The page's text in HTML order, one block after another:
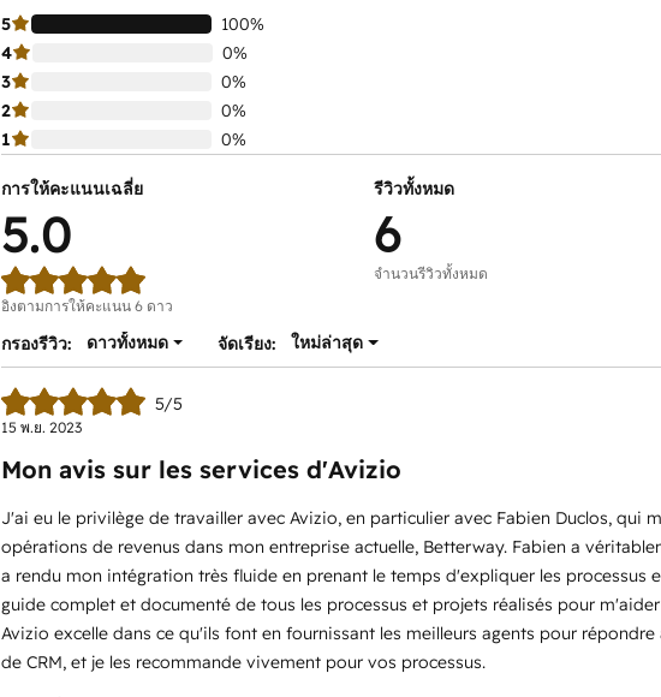
5
100%
4
0%
3
0%
2
0%
1
0%
การให้คะแนนเฉลี่ย
5.0
อิงตามการให้คะแนน 6 ดาว
รีวิวทั้งหมด
6
จำนวนรีวิวทั้งหมด
กรองรีวิว:
ดาวทั้งหมด จัดเรียง: ใหม่ล่าสุด
5/5
15 พ.ย. 2023
Mon avis sur les services d'Avizio
J'ai eu le privilège de travailler avec Avizio, en particulier avec Fabien Duclos, qui
opérations de revenus dans mon entreprise actuelle, Betterway. Fabien a
a rendu mon intégration très fluide en prenant le temps d'expliquer les processus
guide complet et documenté de tous les processus et projets réalisés pour
Avizio excelle dans ce qu'ils font en fournissant les meilleurs agents pour
de CRM, et je les recommande vivement pour vos processus.